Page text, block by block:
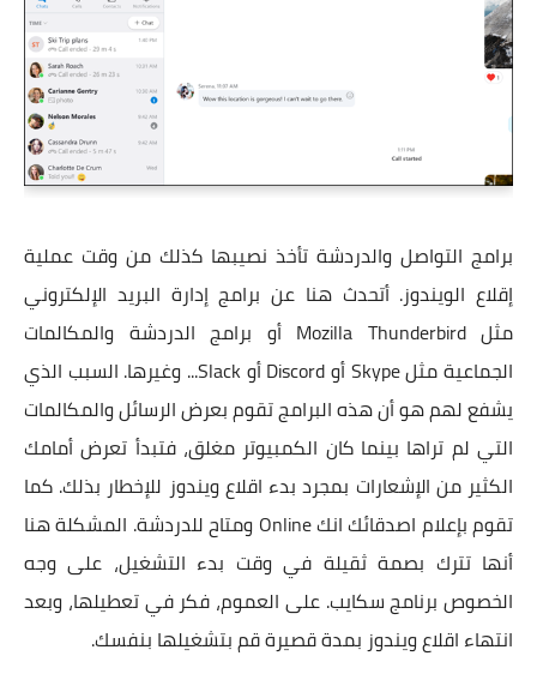
برامج التواصل والدردشة تأخذ نصيبها كذلك من وقت عملية
إقلاع الويندوز. أتحدث هنا عن برامج إدارة البريد الإلكتروني
مثل Mozilla Thunderbird أو برامج الدردشة والمكالمات
الجماعية مثل Skype أو Discord أو Slack... وغيرها. السبب الذي
يشفع لهم هو أن هذه البرامج تقوم بعرض الرسائل والمكالمات
التي لم تراها بينما كان الكمبيوتر مغلق، فتبدأ تعرض أمامك
الكثير من الإشعارات بمجرد بدء اقلاع ويندوز للإخطار بذلك. كما
تقوم بإعلام اصدقائك انك Online ومتاح للدردشة. المشكلة هنا
أنها تترك بصمة ثقيلة في وقت بدء التشغيل، على وجه
الخصوص برنامج سكايب. على العموم، فكر في تعطيلها، وبعد
انتهاء اقلاع ويندوز بمدة قصيرة قم بتشغيلها بنفسك.